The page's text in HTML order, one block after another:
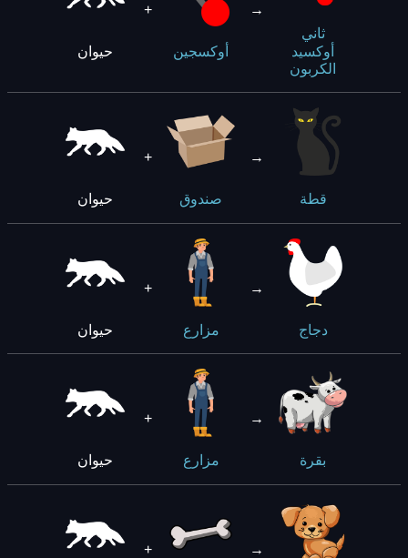
حيوان
+
أوكسجين
→
ثاني
أوكسيد
الكربون
حيوان
+
صندوق
→
قطة
حيوان
+
مزارع
→
دجاج
حيوان
+
مزارع
→
بقرة
+ →